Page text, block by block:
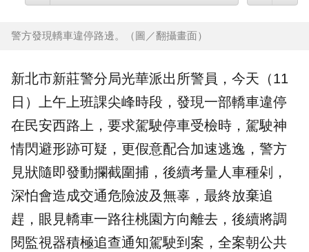
警方發現轎車違停路邊。（圖／翻攝畫面）
新北市新莊警分局光華派出所警員，今天（11
日）上午上班課尖峰時段，發現一部轎車違停
在民安西路上，要求駕駛停車受檢時，駕駛神
情閃避形跡可疑，更假意配合加速逃逸 ，警方
見狀隨即發動攔截圍捕，後續考量人車種剁，
深怕會造成交通危險波及無辜，最終放棄追
趕，眼見轎車一路往桃園方向離去，後續將調
閱監視器積極追查通知駕駛到案，全案朝公共